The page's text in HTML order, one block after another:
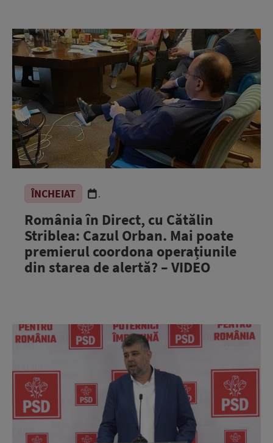
ÎNCHEIAT .
România în Direct, cu Cătălin
Striblea: Cazul Orban. Mai poate
premierul coordona operațiunile
din starea de alertă? – VIDEO